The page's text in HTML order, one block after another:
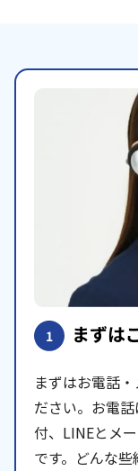
1 まずは
まずはお電話
ださい。お電
付、LINEとメ
です。どんな